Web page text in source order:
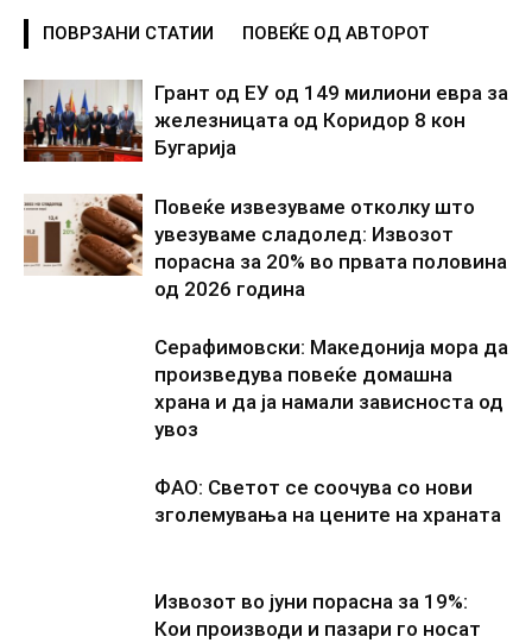
ПОВРЗАНИ СТАТИИ ПОВЕЌЕ ОД АВТОРОТ
Грант од ЕУ од 149 милиони евра за
железницата од Коридор 8 кон
Бугарија
Повеќе извезуваме отколку што
увезуваме сладолед: Извозот
порасна за 20% во првата половина
од 2026 година
Серафимовски: Македонија мора да
произведува повеќе домашна
храна и да ја намали зависноста од
увоз
ФАО: Светот се соочува со нови
зголемувања на цените на храната
Извозот во јуни порасна за 19%:
Кои производи и пазари го носат